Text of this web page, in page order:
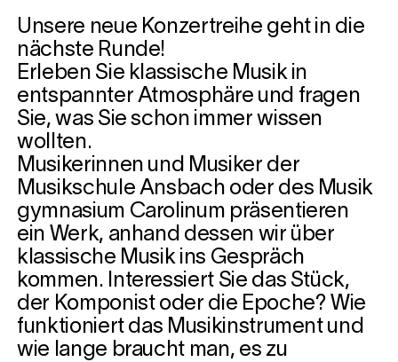
Unsere neue Konzertreihe geht in die
nächste Runde!
Erleben Sie klassische Musik in
entspannter Atmosphäre und fragen
Sie, was Sie schon immer wissen
wollten.
Musikerinnen und Musiker der
Musikschule Ansbach oder des Musik
gymnasium Carolinum präsentieren
ein Werk, anhand dessen wir über
klassische Musik ins Gespräch
kommen. Interessiert Sie das Stück,
der Komponist oder die Epoche? Wie
funktioniert das Musikinstrument und
wie lange braucht man, es zu